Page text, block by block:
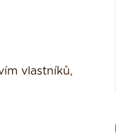
vlastníků,